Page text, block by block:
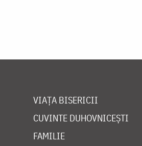
VIAȚA BISERICII
CUVINTE DUHOVNICEȘTI
FAMILIE